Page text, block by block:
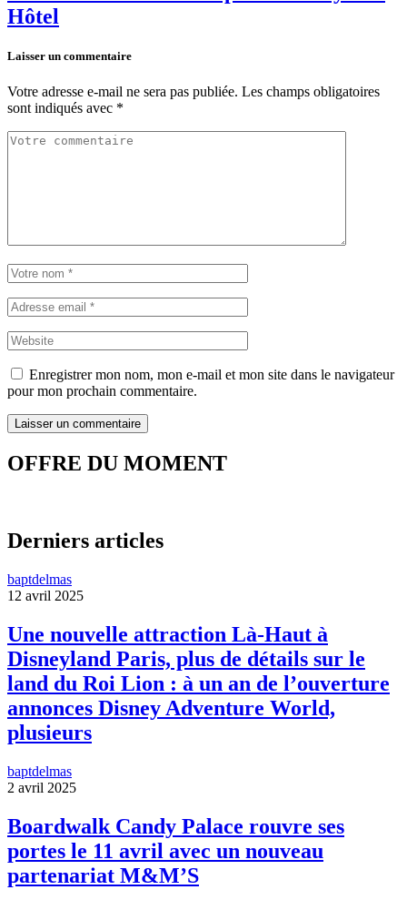
Hôtel
Laisser un commentaire
Votre adresse e-mail ne sera pas publiée. Les champs obligatoires
sont indiqués avec *
Enregistrer mon nom, mon e-mail et mon site dans le navigateur
pour mon prochain commentaire.
OFFRE DU MOMENT
Derniers articles
baptdelmas
12 avril 2025
Une nouvelle attraction Là-Haut à
Disneyland Paris, plus de détails sur le
land du Roi Lion : à un an de l’ouverture
annonces Disney Adventure World,
plusieurs
baptdelmas
2 avril 2025
Boardwalk Candy Palace rouvre ses
portes le 11 avril avec un nouveau
partenariat M&M’S